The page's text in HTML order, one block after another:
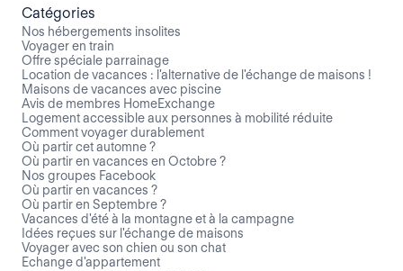
Catégories
Nos hébergements insolites
Voyager en train
Offre spéciale parrainage
Location de vacances : l'alternative de l'échange de maisons !
Maisons de vacances avec piscine
Avis de membres HomeExchange
Logement accessible aux personnes à mobilité réduite
Comment voyager durablement
Où partir cet automne ?
Où partir en vacances en Octobre ?
Nos groupes Facebook
Où partir en vacances ?
Où partir en Septembre ?
Vacances d'été à la montagne et à la campagne
Idées reçues sur l'échange de maisons
Voyager avec son chien ou son chat
Echange d'appartement